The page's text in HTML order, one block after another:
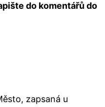
do komentářů do
zapsaná u